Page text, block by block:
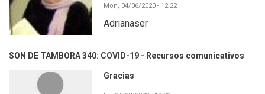
Mon, 04/06/2020 - 12:22
Adrianaser
SON DE TAMBORA 340: COVID-19 - Recursos comunicativos
Gracias